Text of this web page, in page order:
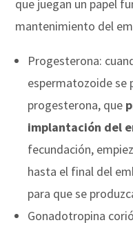
que juegan un papel
mantenimiento del
Progesterona:
espermatozoide se
progesterona, que
implantación del
fecundación,
hasta el final del
para que se
Gonadotropina